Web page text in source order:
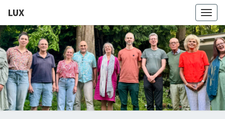
LUX
LUX
Kamerkoor
Onder
Leiding
Van
Angeliki
Ploka